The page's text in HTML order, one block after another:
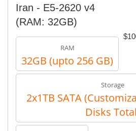
Iran - E5-2620 v4​​
(RAM: 32GB)
RAM
32GB (upto 256 GB)
Storage
2x1TB SATA
Disks